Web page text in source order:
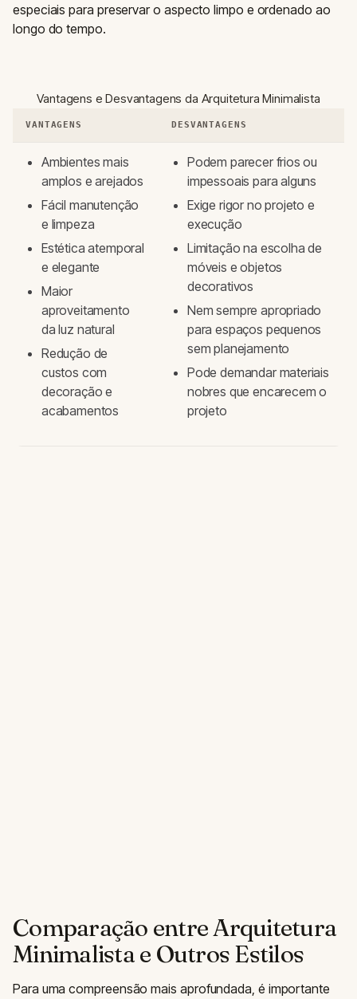
especiais para preservar o aspecto limpo e ordenado ao
longo do tempo.
Vantagens e Desvantagens da Arquitetura Minimalista
VANTAGENS DESVANTAGENS
Ambientes mais
amplos e arejados
Fácil manutenção
e limpeza
Estética atemporal
e elegante
Maior
aproveitamento
da luz natural
Redução de
custos com
decoração e
acabamentos
Podem parecer frios ou
impessoais para alguns
Exige rigor no projeto e
execução
Limitação na escolha de
móveis e objetos
decorativos
Nem sempre apropriado
para espaços pequenos
sem planejamento
Pode demandar materiais
nobres que encarecem o
projeto
Comparação entre Arquitetura
Minimalista e Outros Estilos
Para uma compreensão mais aprofundada, é importante